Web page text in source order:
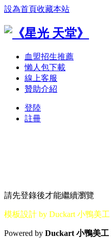
設為首頁收藏本站
血盟招生推薦
懶人包下載
線上客服
贊助介紹
登陸
註冊
請先登錄後才能繼續瀏覽
模板設計 by Duckart 小鴨美工
Powered by Duckart 小鴨美工